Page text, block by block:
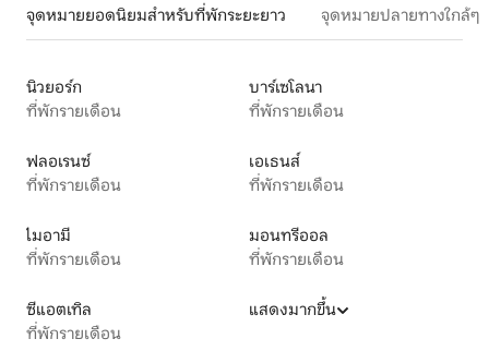
จุดหมายยอดนิยมสำหรับที่พักระยะยาว จุดหมายปลายทางใกล้ๆ
นิวยอร์ก
ที่พักรายเดือน
บาร์เซโลนา
ที่พักรายเดือน
ฟลอเรนซ์
ที่พักรายเดือน
เอเธนส์
ที่พักรายเดือน
ไมอามี
ที่พักรายเดือน
มอนทรีออล
ที่พักรายเดือน
ซีแอตเทิล
ที่พักรายเดือน
แสดงมากขึ้น